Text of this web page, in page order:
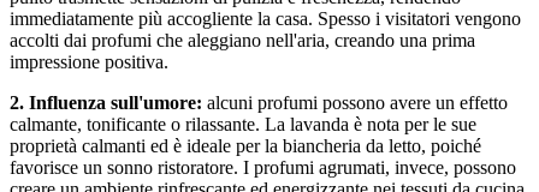
immediatamente più accogliente la casa. Spesso i visitatori vengono
accolti dai profumi che aleggiano nell'aria, creando una prima
impressione positiva.
2. Influenza sull'umore: alcuni profumi possono avere un effetto
calmante, tonificante o rilassante. La lavanda è nota per le sue
proprietà calmanti ed è ideale per la biancheria da letto, poiché
favorisce un sonno ristoratore. I profumi agrumati, invece, possono